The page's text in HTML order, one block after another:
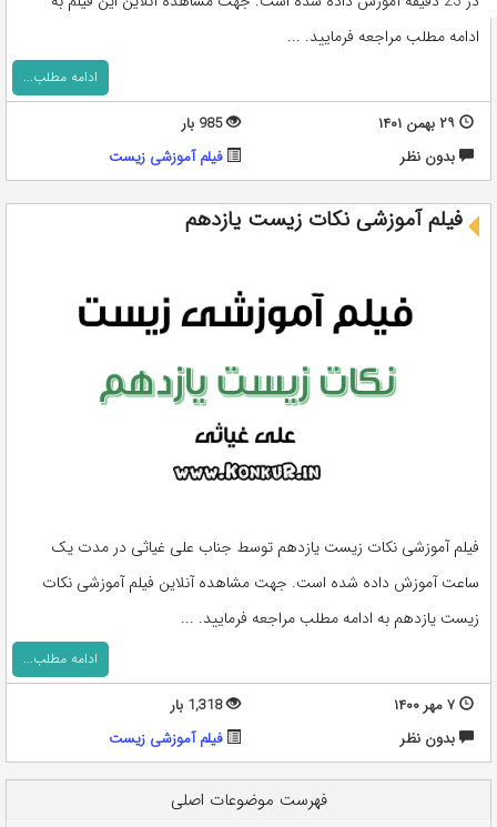
ادامه مطلب مراجعه فرمایید. ...
ادامه مطلب...
۲۹ بهمن ۱۴۰۱
985 بار
بدون نظر
فیلم آموزشی زیست
فیلم آموزشی نکات زیست یازدهم
فیلم آموزشی نکات زیست یازدهم توسط جناب علی غیاثی در مدت یک
ساعت آموزش داده شده است. جهت مشاهده آنلاین فیلم آموزشی نکات
زیست یازدهم به ادامه مطلب مراجعه فرمایید. ...
ادامه مطلب...
۷ مهر ۱۴۰۰
1,318 بار
بدون نظر
فیلم آموزشی زیست
فهرست موضوعات اصلی